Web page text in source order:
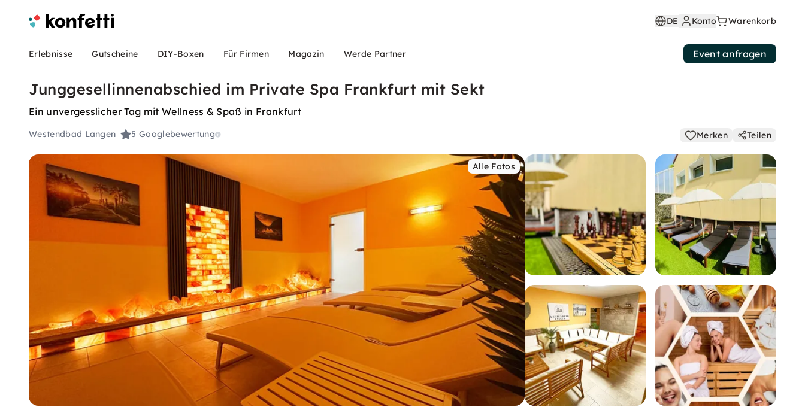
DE Konto Warenkorb
Erlebnisse Gutscheine DIY-Boxen Für Firmen Magazin Werde Partner Event anfragen
Junggesellinnenabschied im Private Spa Frankfurt mit Sekt
Ein unvergesslicher Tag mit Wellness & Spaß in Frankfurt
Westendbad Langen 5Googlebewertung Merken Teilen
Alle Fotos